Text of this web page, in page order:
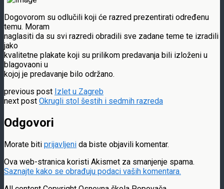
Dogovorom su odlučili koji će razred prezentirati određenu
temu. Moram
naglasiti da su svi razredi obradili sve zadane teme te izradili
jako
kvalitetne plakate koji su prilikom predavanja bili izloženi u
blagovaoni u
kojoj je predavanje bilo održano.
previous post Izlet u Zagreb
next post Okrugli stol šestih i sedmih razreda
Odgovori
Morate biti prijavljeni da biste objavili komentar.
Ova web-stranica koristi Akismet za smanjenje spama.
Saznajte kako se obrađuju podaci vaših komentara.